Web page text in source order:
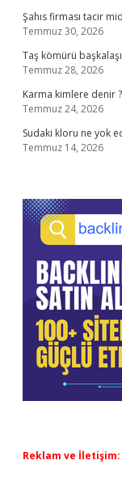
Şahıs firması tacir
Temmuz 30, 2026
Taş kömürü
Temmuz 28, 2026
Karma kimlere denir ?
Temmuz 24, 2026
Sudaki kloru ne yok
Temmuz 14, 2026
Reklam ve İletişim: